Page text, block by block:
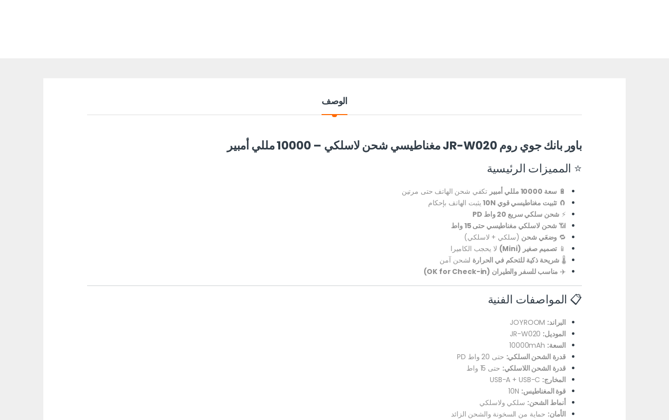
الوصف
باور بانك جوي روم JR-W020 مغناطيسي شحن لاسلكي – 10000 مللي أمبير
⭐ المميزات الرئيسية
🔋 سعة 10000 مللي أمبير
تكفي شحن الهاتف حتى مرتين
🧲 تثبيت مغناطيسي قوي 10N
يثبت الهاتف بإحكام
⚡ شحن سلكي سريع 20 واط PD
📶 شحن لاسلكي مغناطيسي حتى 15 واط
🔁 وضعَي شحن (سلكي + لاسلكي)
📱 تصميم صغير (Mini)
لا يحجب الكاميرا
🌡️ شريحة ذكية للتحكم في الحرارة لشحن آمن
✈️ مناسب للسفر والطيران (OK for Check-in)
📋 المواصفات الفنية
البراند: JOYROOM
الموديل:
السعة:
قدرة الشحن السلكي: حتى 20 واط PD
قدرة الشحن اللاسلكي: حتى 15 واط
المخارج:
قوة المغناطيس:
أنماط الشحن: سلكي ولاسلكي
الأمان: حماية من السخونة والشحن الزائد